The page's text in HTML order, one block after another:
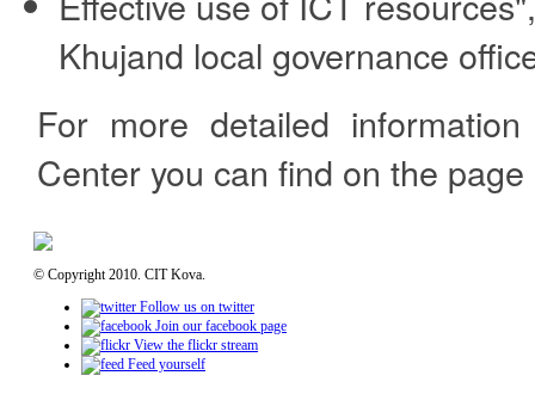
Khujand local governance
For more detailed
Center you can find on the
© Copyright 2010. CIT Kova.
Follow us on twitter
Join our facebook page
View the flickr stream
Feed yourself